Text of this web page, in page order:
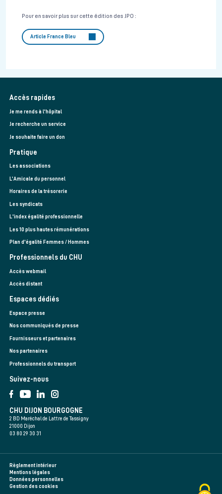
Pour en savoir plus sur cette édition des JPO :
Article France Bleu
Accès rapides
Je me rends à l'hôpital
Je recherche un service
Je souhaite faire un don
Pratique
Les associations
L’Amicale du personnel
Horaires de la trésorerie
Les syndicats
L'index égalité professionnelle
Les 10 plus hautes rémunérations
Plan d'égalité Femmes / Hommes
Professionnels du CHU
Accès webmail
Accès distant
Espaces dédiés
Espace presse
Nos communiqués de presse
Fournisseurs et partenaires
Nos partenaires
Professionnels du transport
Suivez-nous
CHU DIJON BOURGOGNE
2 BD Maréchal de Lattre de Tassigny
21000 Dijon
03 80 29 30 31
Règlement intérieur
Mentions légales
Données personnelles
Gestion des cookies